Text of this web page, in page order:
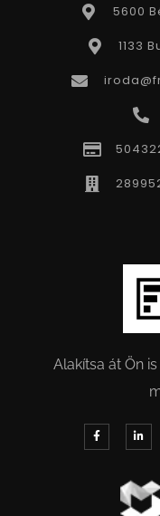
5600
1133
Alakítsa át Ön